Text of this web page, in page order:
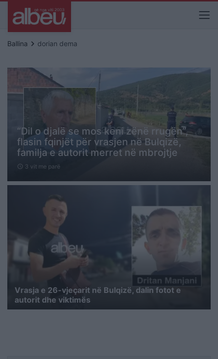
Ballina keyboard_arrow_right dorian dema
“Dil o djalë se mos keni zënë rrugën”,
flasin fqinjët për vrasjen në Bulqizë,
familja e autorit merret në mbrojtje
schedule 3 vit me parë
Vrasja e 26-vjeçarit në Bulqizë, dalin fotot e
autorit dhe viktimës